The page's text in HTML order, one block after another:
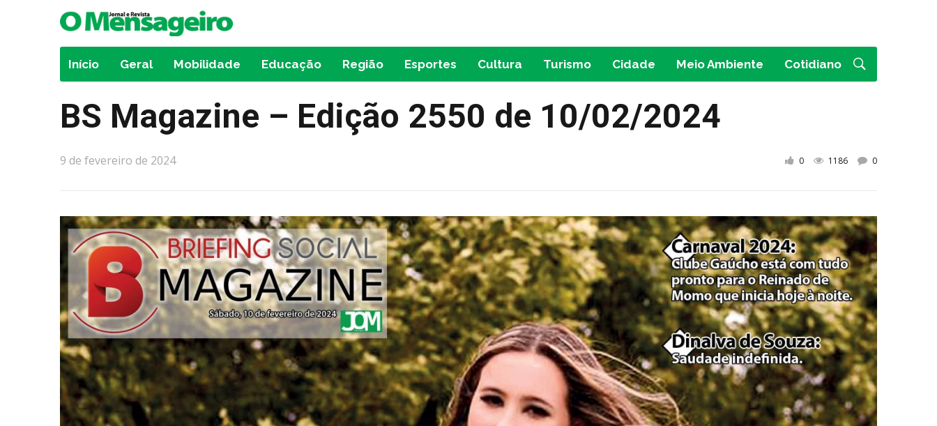
Início Geral Mobilidade Educação Região Esportes Cultura Turismo Cidade Meio Ambiente Cotidiano
BS Magazine – Edição 2550 de 10/02/2024
9 de fevereiro de 2024 0 1186 0